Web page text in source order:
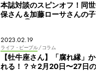
本誌対談のスピンオフ！同
保さん＆加藤ローサさんの
2023.02.19
ライフ・ピープル / コラム
【牡牛座さん】「腐れ縁」
れる！？☆2月20日〜27日